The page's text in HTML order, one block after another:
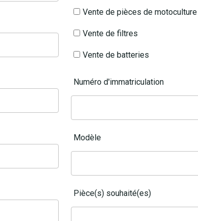
Vente de pièces de motoculture
Vente de filtres
Vente de batteries
Numéro d'immatriculation
Modèle
Pièce(s) souhaité(es)